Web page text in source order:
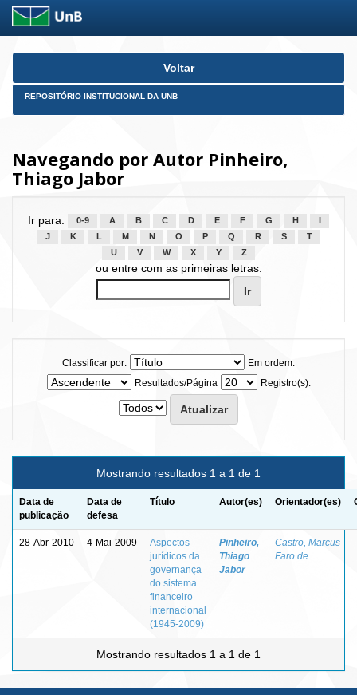
Skip
Voltar
REPOSITÓRIO INSTITUCIONAL DA UNB
Navegando por Autor Pinheiro,
Thiago Jabor
Ir para: 0-9 A B C D E F G H
J
K L M N O P Q R S
T
U
V W X Y Z
ou entre com as primeiras letras:
Classificar por:
Em ordem:
Resultados/Página
Registro(s):
Mostrando resultados 1 a 1 de 1
Data de
publicação
Data de
defesa
Título Autor(es) Orientador(es)
28-Abr-2010 4-Mai-2009
Aspectos
jurídicos da
governança
do sistema
financeiro
internacional
(1945-2009)
Pinheiro,
Thiago
Jabor
Castro, Marcus
Faro de
-
Mostrando resultados 1 a 1 de 1